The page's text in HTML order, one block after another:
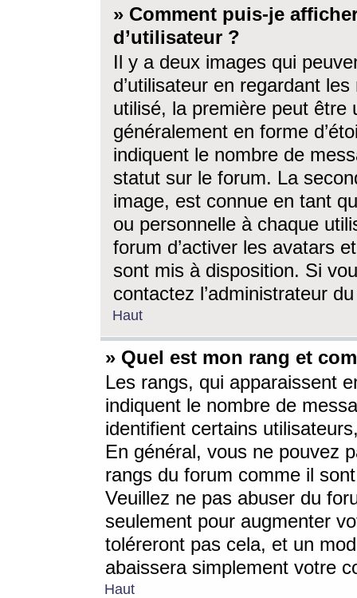
» Comment puis-je
d’utilisateur ?
Il y a deux images qui
d’utilisateur en regardant
utilisé, la première peut être
généralement en forme
indiquent le nombre de
statut sur le forum. La
image, est connue en tant
ou personnelle à chaque
forum d’activer les avatars
sont mis à disposition. Si
contactez l’administrateur
Haut
» Quel est mon rang et
Les rangs, qui apparaissent
indiquent le nombre de
identifient certains
En général, vous ne pouvez
rangs du forum comme il
Veuillez ne pas abuser du
seulement pour augmenter
toléreront pas cela, et un
abaissera simplement votre
Haut